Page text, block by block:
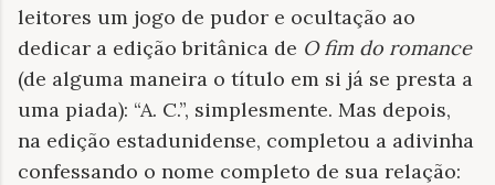
leitores um jogo de pudor e ocultação ao
dedicar a edição britânica de O fim do romance
(de alguma maneira o título em si já se presta a
uma piada): “A. C.”, simplesmente. Mas depois,
na edição estadunidense, completou a adivinha
confessando o nome completo de sua relação: